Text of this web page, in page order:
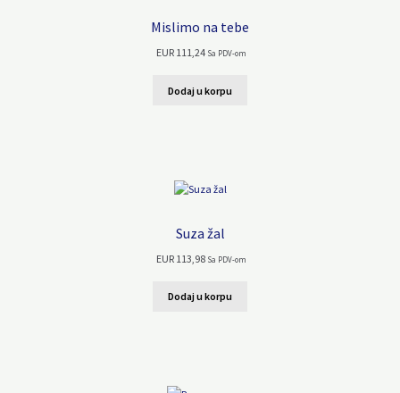
Mislimo na tebe
EUR 111,24 Sa PDV-om
Dodaj u korpu
Suza žal
EUR 113,98 Sa PDV-om
Dodaj u korpu